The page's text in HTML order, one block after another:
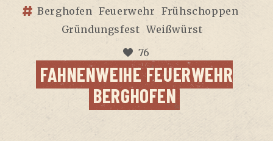
Berghofen Feuerwehr
Frühschoppen
Gründungsfest Weißwürst
76
FAH­NEN­WEI­HE FEU­ER­WEHR
BERGHOFEN